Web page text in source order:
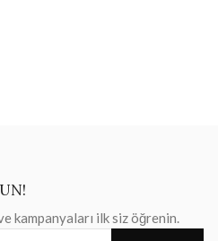
kampanyaları ilk siz öğrenin.